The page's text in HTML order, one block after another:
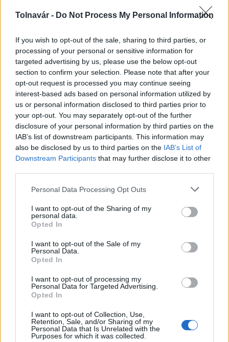
Tolnavár - Do Not Process My Personal Information
If you wish to opt-out of the sale, sharing to third parties, or
processing of your personal or sensitive information for
targeted advertising by us, please use the below opt-out
section to confirm your selection. Please note that after your
opt-out request is processed you may continue seeing
interest-based ads based on personal information utilized by
us or personal information disclosed to third parties prior to
your opt-out. You may separately opt-out of the further
disclosure of your personal information by third parties on the
IAB’s list of downstream participants. This information may
also be disclosed by us to third parties on the IAB’s List of
Downstream Participants that may further disclose it to other
Please note that this website/app uses one or more Google
not limited to your visit or usage behaviour. You may click to
grant or deny consent to Google and its third-party tags to
use your data for below specified purposes in below Google
consent section.
Personal Data Processing Opt Outs
I want to opt-out of the Sharing of my
personal data.
Opted In
I want to opt-out of the Sale of my
Personal Data.
Opted In
I want to opt-out of processing my
Personal Data for Targeted Advertising.
Opted In
I want to opt-out of Collection, Use,
Retention, Sale, and/or Sharing of my
Personal Data that Is Unrelated with the
Purposes for which it was collected.
Paks: hétfőn és talán még kedden üzemben tartható
az utolsó turbina
Aktuális
Vizsgálják a Paksi Atomerőmű hulladékhőjének a
fővárosi távfűtésben történő hasznosítását
Helyi hírek